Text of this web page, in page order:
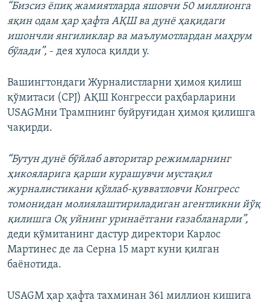
“Бизсиз ёпиқ жамиятларда яшовчи 50 миллионга
яқин одам ҳар ҳафта АҚШ ва дунё ҳақидаги
ишончли янгиликлар ва маълумотлардан маҳрум
бўлади”, - дея хулоса қилди у.
Вашингтондаги Журналистларни ҳимоя қилиш
қўмитаси (CPJ) АҚШ Конгресси раҳбарларини
USAGMни Трампнинг буйруғидан ҳимоя қилишга
чақирди.
“Бутун дунё бўйлаб авторитар режимларнинг
ҳикояларига қарши курашувчи мустақил
журналистикани қўллаб-қувватловчи Конгресс
томонидан молиялаштириладиган агентликни йўқ
қилишга Оқ уйнинг уринаётгани ғазабланарли”,
деди қўмитанинг дастур директори Карлос
Мартинес де ла Серна 15 март куни қилган
баёнотида.
USAGM ҳар ҳафта тахминан 361 миллион кишига